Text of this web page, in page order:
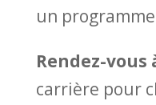
un
Rendez-vous
carrière pour